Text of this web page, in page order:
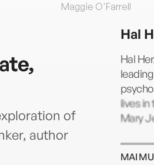
Maggie O'Farrell
of
author
Hal
Hal
lives
Mary
MAI